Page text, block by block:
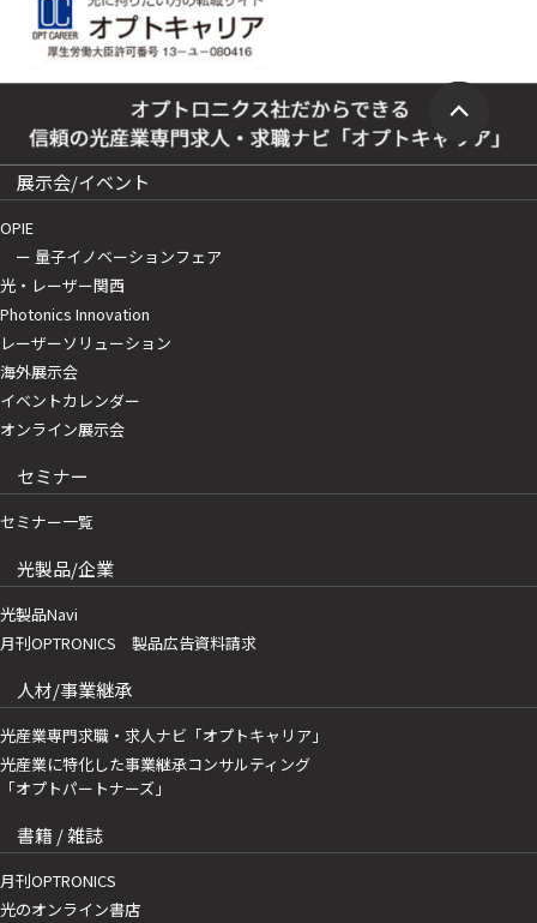
展示会/イベント
OPIE
ー 量子イノベーションフェア
光・レーザー関西
Photonics Innovation
レーザーソリューション
海外展示会
イベントカレンダー
オンライン展示会
セミナー
セミナー一覧
光製品/企業
光製品Navi
月刊OPTRONICS 製品広告資料請求
人材/事業継承
光産業専門求職・求人ナビ「オプトキャリア」
光産業に特化した事業継承コンサルティング
「オプトパートナーズ」
書籍 / 雑誌
月刊OPTRONICS
光のオンライン書店